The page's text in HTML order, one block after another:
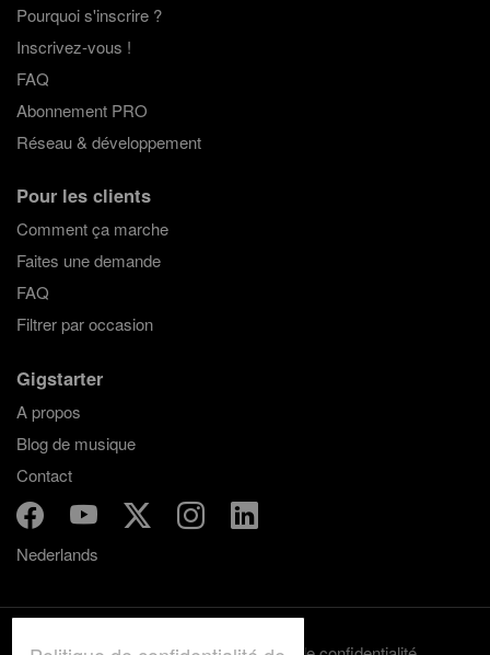
Pourquoi s'inscrire ?
Inscrivez-vous !
FAQ
Abonnement PRO
Réseau & développement
Pour les clients
Comment ça marche
Faites une demande
FAQ
Filtrer par occasion
Gigstarter
A propos
Blog de musique
Contact
Nederlands